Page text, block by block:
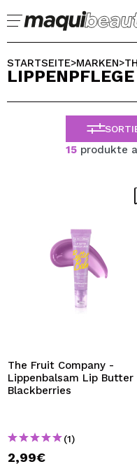
Ich bin bereits
Ich habe hier kein Konto
ICH MÖCHTE
Durch die Erstellung
können Sie Ihre
Bestellungen überprüfen
WÄHLE
STARTSEITE>MARKEN>
LIPPENPFLEGE
15produkte
The Fruit Company -
Lippenbalsam Lip Butter
Blackberries
(1)
2,99€